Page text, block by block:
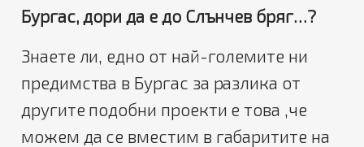
Бургас, дори да е до Слънчев бряг…?
Знаете ли, едно от най-големите ни
предимства в Бургас за разлика от
другите подобни проекти е това ,че
можем да се вместим в габаритите на